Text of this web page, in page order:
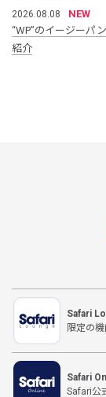
2026.08.08
NEW
“WP”のイージーパ
紹介
Safari
限定の
Safari
Safari公